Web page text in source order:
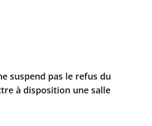
suspend pas le refus du
à disposition une salle